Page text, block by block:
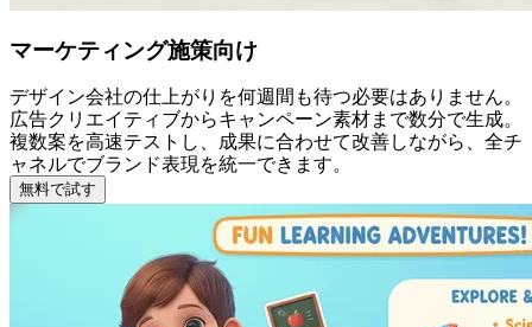
マーケティング施策向け
デザイン会社の仕上がりを何週間も待つ必要はありません。
広告クリエイティブからキャンペーン素材まで数分で生成。
複数案を高速テストし、成果に合わせて改善しながら、全チ
ャネルでブランド表現を統一できます。
無料で試す